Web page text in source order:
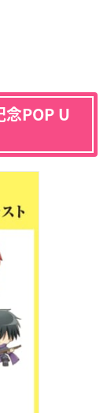
念POP U